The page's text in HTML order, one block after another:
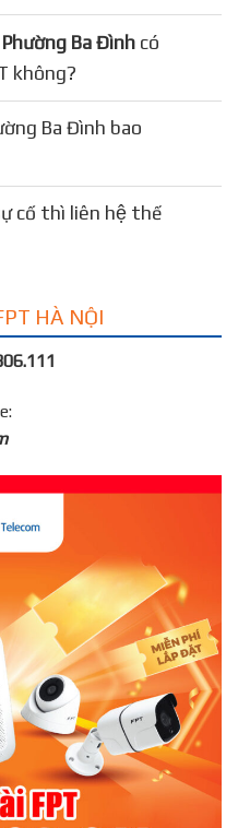
Ba Đình có
không?
Ba Đình bao
cố thì liên hệ thế
HÀ NỘI